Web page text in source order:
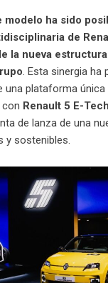
modelo ha sido
de
la nueva
. Esta sinergia ha
una plataforma única
Renault 5 E-
de lanza de una
y sostenibles.